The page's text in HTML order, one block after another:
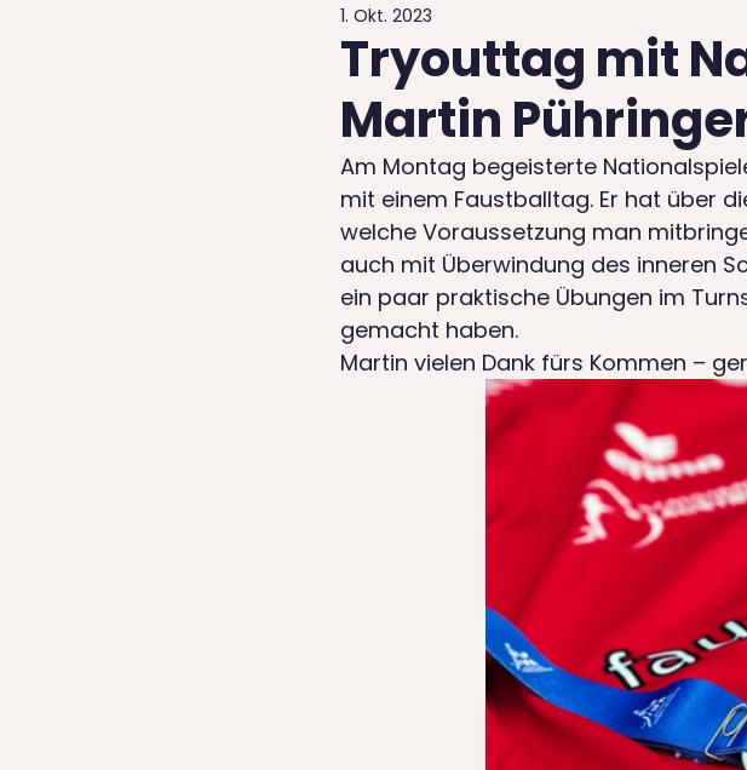
Tryouttag mit
Martin
1. Okt. 2023
Am Montag begeisterte
mit einem Faustballtag. Er hat über
welche Voraussetzung man
auch mit Überwindung des inneren
ein paar praktische Übungen im
gemacht haben.
Martin vielen Dank fürs Kommen –